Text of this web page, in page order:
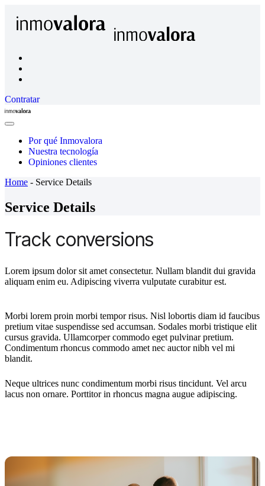
Contratar
Inmovalora
Close
Por qué Inmovalora
Nuestra tecnología
Opiniones clientes
Home - Service Details
Service Details
Track conversions
Lorem ipsum dolor sit amet consectetur. Nullam blandit dui gravida
aliquam enim eu. Adipiscing viverra vulputate curabitur est.
Morbi lorem proin morbi tempor risus. Nisl lobortis diam id faucibus
pretium vitae suspendisse sed accumsan. Sodales morbi tristique elit
cursus gravida. Ullamcorper commodo eget pulvinar pretium.
Condimentum rhoncus commodo amet nec auctor nibh vel mi
blandit.
Neque ultrices nunc condimentum morbi risus tincidunt. Vel arcu
lacus non ornare. Porttitor in rhoncus magna augue adipiscing.